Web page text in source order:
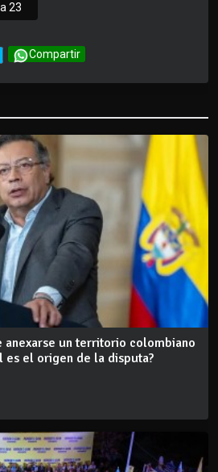
23
Compartir
anexarse un territorio colombiano
es el origen de la disputa?